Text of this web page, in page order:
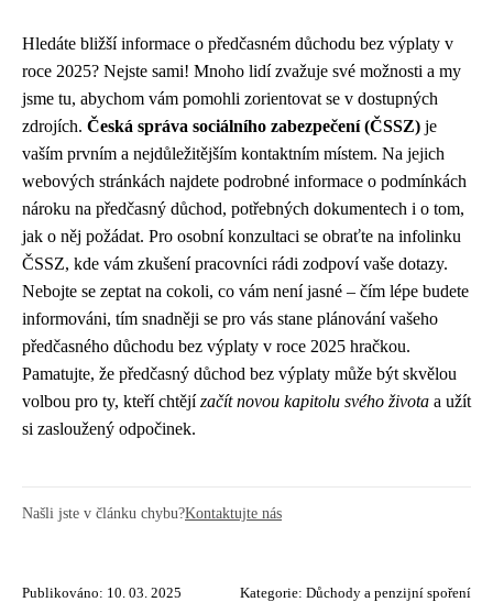
Hledáte bližší informace o předčasném důchodu bez výplaty v
roce 2025? Nejste sami! Mnoho lidí zvažuje své možnosti a my
jsme tu, abychom vám pomohli zorientovat se v dostupných
zdrojích. Česká správa sociálního zabezpečení (ČSSZ) je
vaším prvním a nejdůležitějším kontaktním místem. Na jejich
webových stránkách najdete podrobné informace o podmínkách
nároku na předčasný důchod, potřebných dokumentech i o tom,
jak o něj požádat. Pro osobní konzultaci se obraťte na infolinku
ČSSZ, kde vám zkušení pracovníci rádi zodpoví vaše dotazy.
Nebojte se zeptat na cokoli, co vám není jasné – čím lépe budete
informováni, tím snadněji se pro vás stane plánování vašeho
předčasného důchodu bez výplaty v roce 2025 hračkou.
Pamatujte, že předčasný důchod bez výplaty může být skvělou
volbou pro ty, kteří chtějízačít novou kapitolu svého života a užít
si zasloužený odpočinek.
Našli jste v článku chybu?Kontaktujte nás
Publikováno: 10. 03. 2025 Kategorie: Důchody a penzijní spoření